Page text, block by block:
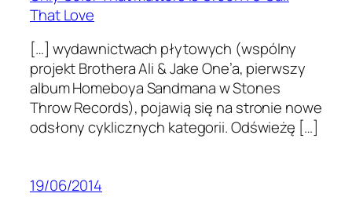
That Love
[…] wydawnictwach płytowych (wspólny
projekt Brothera Ali & Jake One’a, pierwszy
album Homeboya Sandmana w Stones
Throw Records), pojawią się na stronie nowe
odsłony cyklicznych kategorii. Odświeżę […]
19/06/2014